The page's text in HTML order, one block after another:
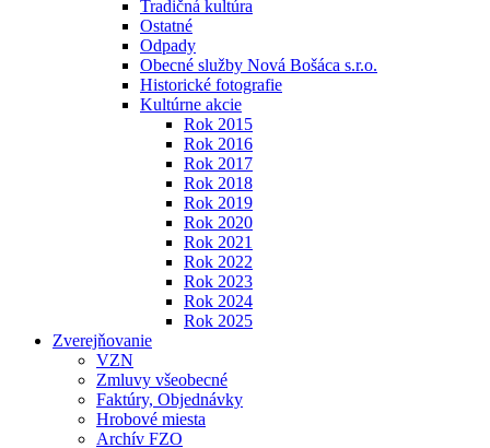
Tradičná kultúra
Ostatné
Odpady
Obecné služby Nová Bošáca s.r.o.
Historické fotografie
Kultúrne akcie
Rok 2015
Rok 2016
Rok 2017
Rok 2018
Rok 2019
Rok 2020
Rok 2021
Rok 2022
Rok 2023
Rok 2024
Rok 2025
Zverejňovanie
VZN
Zmluvy všeobecné
Faktúry, Objednávky
Hrobové miesta
Archív FZO